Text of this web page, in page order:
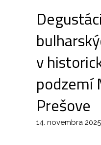
v
podzemí
Prešove
14. novembra 2025